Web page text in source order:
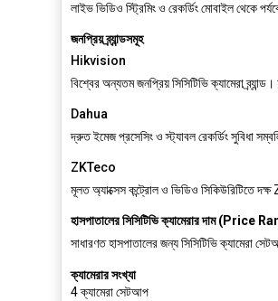
লাইভ ভিডিও স্ট্রিমিং ও রেকর্ডিং মোবাইল থেকে
জনপ্রিয় ব্র্যান্ডসমূহ
Hikvision
বিশ্বের অন্যতম জনপ্রিয় সিসিটিভি ক্যামেরা
Dahua
দ্রুত ইমেজ প্রসেসিং ও স্ট্যাবল রেকর্ডিং সুবিধা
ZKTeco
মূলত অ্যাক্সেস কন্ট্রোল ও ভিডিও সিকিউরিটিতে
হাসপাতালের সিসিটিভি ক্যামেরার দাম (Price
সাধারণত হাসপাতালের জন্য সিসিটিভি ক্যামেরা
ক্যামেরার সংখ্যা
4 ক্যামেরা সেটআপ